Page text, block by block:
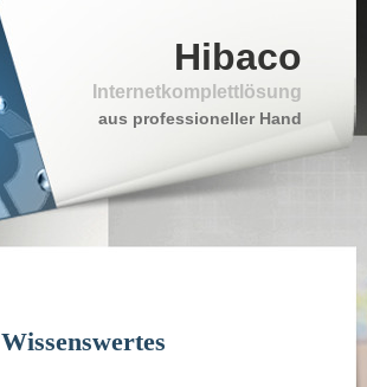
Hibaco
Internetkomplettlösung
aus professioneller Hand
Wissenswertes